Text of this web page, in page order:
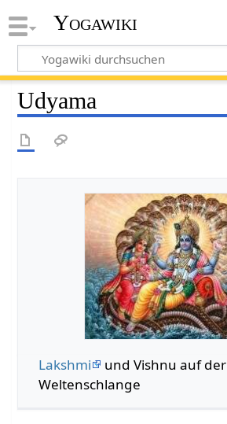
Yogawiki
Udyama
Lakshmi
und Vishnu auf der
Weltenschlange